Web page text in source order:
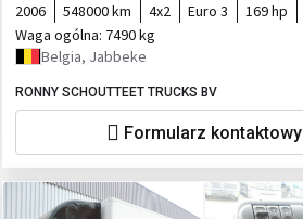
2006 548000 km 4x2 Euro 3 169 hp
Waga ogólna: 7490 kg
Belgia, Jabbeke
RONNY SCHOUTTEET TRUCKS BV
Formularz kontaktowy